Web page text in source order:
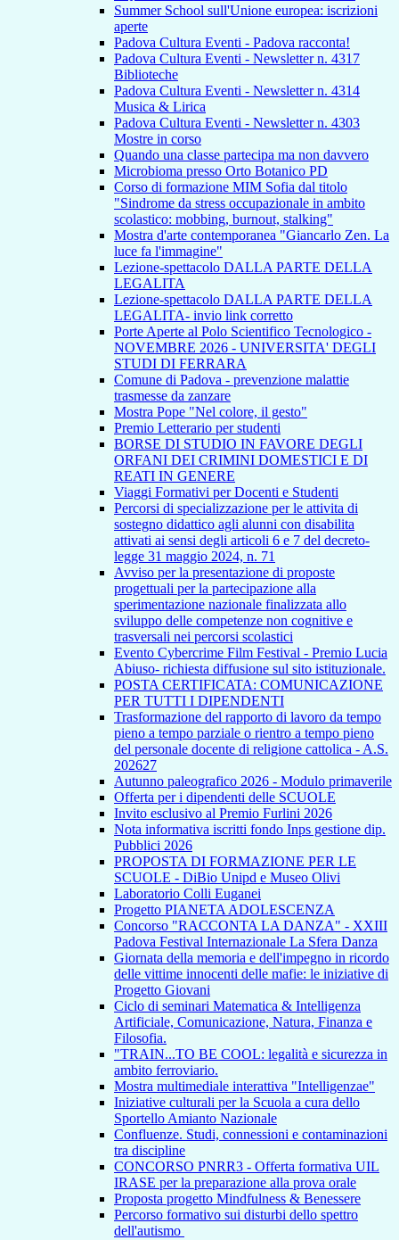
Summer School sull'Unione europea: iscrizioni
aperte
Padova Cultura Eventi - Padova racconta!
Padova Cultura Eventi - Newsletter n. 4317
Biblioteche
Padova Cultura Eventi - Newsletter n. 4314
Musica & Lirica
Padova Cultura Eventi - Newsletter n. 4303
Mostre in corso
Quando una classe partecipa ma non davvero
Microbioma presso Orto Botanico PD
Corso di formazione MIM Sofia dal titolo
"Sindrome da stress occupazionale in ambito
scolastico: mobbing, burnout, stalking"
Mostra d'arte contemporanea "Giancarlo Zen. La
luce fa l'immagine"
Lezione-spettacolo DALLA PARTE DELLA
LEGALITA
Lezione-spettacolo DALLA PARTE DELLA
LEGALITA- invio link corretto
Porte Aperte al Polo Scientifico Tecnologico -
NOVEMBRE 2026 - UNIVERSITA' DEGLI
STUDI DI FERRARA
Comune di Padova - prevenzione malattie
trasmesse da zanzare
Mostra Pope "Nel colore, il gesto"
Premio Letterario per studenti
BORSE DI STUDIO IN FAVORE DEGLI
ORFANI DEI CRIMINI DOMESTICI E DI
REATI IN GENERE
Viaggi Formativi per Docenti e Studenti
Percorsi di specializzazione per le attivita di
sostegno didattico agli alunni con disabilita
attivati ai sensi degli articoli 6 e 7 del decreto-
legge 31 maggio 2024, n. 71
Avviso per la presentazione di proposte
progettuali per la partecipazione alla
sperimentazione nazionale finalizzata allo
sviluppo delle competenze non cognitive e
trasversali nei percorsi scolastici
Evento Cybercrime Film Festival - Premio Lucia
Abiuso- richiesta diffusione sul sito istituzionale.
POSTA CERTIFICATA: COMUNICAZIONE
PER TUTTI I DIPENDENTI
Trasformazione del rapporto di lavoro da tempo
pieno a tempo parziale o rientro a tempo pieno
del personale docente di religione cattolica - A.S.
202627
Autunno paleografico 2026 - Modulo primaverile
Offerta per i dipendenti delle SCUOLE
Invito esclusivo al Premio Furlini 2026
Nota informativa iscritti fondo Inps gestione dip.
Pubblici 2026
PROPOSTA DI FORMAZIONE PER LE
SCUOLE - DiBio Unipd e Museo Olivi
Laboratorio Colli Euganei
Progetto PIANETA ADOLESCENZA
Concorso "RACCONTA LA DANZA" - XXIII
Padova Festival Internazionale La Sfera Danza
Giornata della memoria e dell'impegno in ricordo
delle vittime innocenti delle mafie: le iniziative di
Progetto Giovani
Ciclo di seminari Matematica & Intelligenza
Artificiale, Comunicazione, Natura, Finanza e
Filosofia.
"TRAIN...TO BE COOL: legalità e sicurezza in
ambito ferroviario.
Mostra multimediale interattiva "Intelligenzae"
Iniziative culturali per la Scuola a cura dello
Sportello Amianto Nazionale
Confluenze. Studi, connessioni e contaminazioni
tra discipline
CONCORSO PNRR3 - Offerta formativa UIL
IRASE per la preparazione alla prova orale
Proposta progetto Mindfulness & Benessere
Percorso formativo sui disturbi dello spettro
dell'autismo